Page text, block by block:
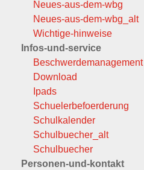
Neues-aus-dem-wbg
Neues-aus-dem-wbg_alt
Wichtige-hinweise
Infos-und-service
Beschwerdemanagement
Download
Ipads
Schuelerbefoerderung
Schulkalender
Schulbuecher_alt
Schulbuecher
Personen-und-kontakt